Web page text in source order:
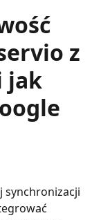
z
jak
synchronizacji